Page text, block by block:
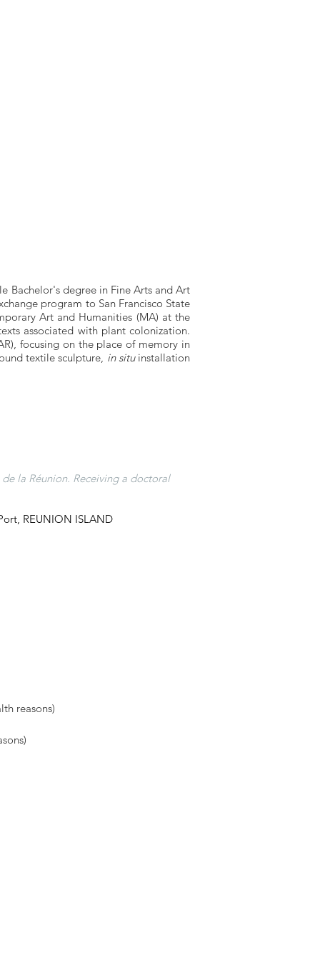
Bachelor's degree in Fine Arts and Art
program to San Francisco State
Art and Humanities (MA) at the
associated with plant colonization.
focusing on the place of memory in
textile sculpture, in situinstallation
la Réunion. Receiving a doctoral
REUNION ISLAND
reasons)
)